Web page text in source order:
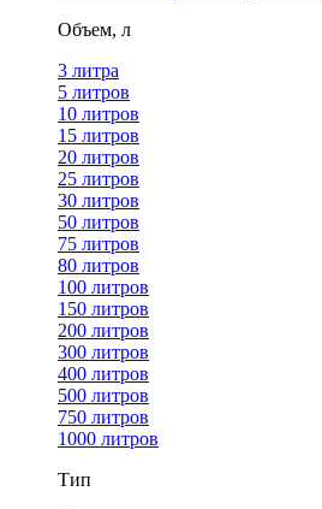
Объем, л
3 литра
5 литров
10 литров
15 литров
20 литров
25 литров
30 литров
50 литров
75 литров
80 литров
100 литров
150 литров
200 литров
300 литров
400 литров
500 литров
750 литров
1000 литров
Тип